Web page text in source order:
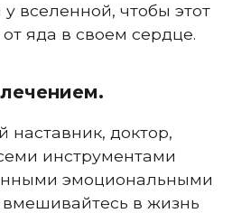
вселенной, чтобы этот
яда в своем сердце.
доктор,
инструментами
эмоциональными
в жизнь